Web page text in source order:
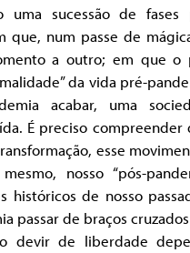
uma sucessão de fases
que, num passe de
a outro; em que o
da vida pré-
acabar, uma
É preciso compreender
esse
nosso “pós-
históricos de nosso
passar de braços
devir de liberdade